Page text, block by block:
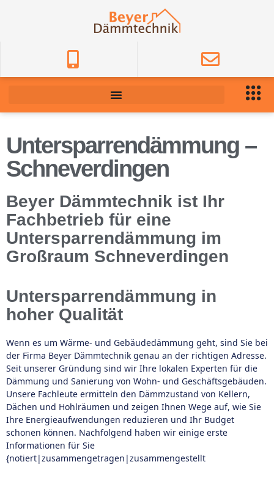
Untersparrendämmung –
Schneverdingen
Beyer Dämmtechnik ist Ihr
Fachbetrieb für eine
Untersparrendämmung im
Großraum Schneverdingen
Untersparrendämmung in
hoher Qualität
Wenn es um Wärme- und Gebäudedämmung geht, sind Sie bei
der Firma Beyer Dämmtechnik genau an der richtigen Adresse.
Seit unserer Gründung sind wir Ihre lokalen Experten für die
Dämmung und Sanierung von Wohn- und Geschäftsgebäuden.
Unsere Fachleute ermitteln den Dämmzustand von Kellern,
Dächen und Hohlräumen und zeigen Ihnen Wege auf, wie Sie
Ihre Energieaufwendungen reduzieren und Ihr Budget
schonen können. Nachfolgend haben wir einige erste
Informationen für Sie
{notiert|zusammengetragen|zusammengestellt